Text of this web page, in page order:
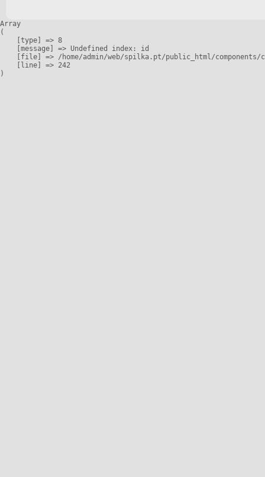
Array
(
    [type] => 8
    [message] => Undefined index: id
[file] => /home/admin/web/spilka.pt/public_html/
    [line] => 242